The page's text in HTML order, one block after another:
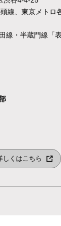
線、東京メトロ
線・半蔵門線「
しくはこちら